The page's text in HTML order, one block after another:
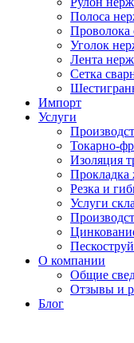
Полоса
Проволока
Уголок
Лента
Сетка
Импорт
Услуги
Токарно-
Изоляция
Прокладка
Резка и
Услуги
О компании
Общие
Отзывы и
Блог